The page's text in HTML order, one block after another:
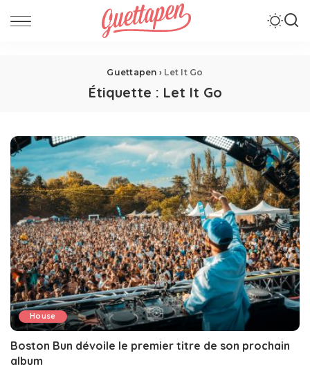
Guettapen › Let It Go
Étiquette : Let It Go
House
Boston Bun dévoile le premier titre de son prochain
album